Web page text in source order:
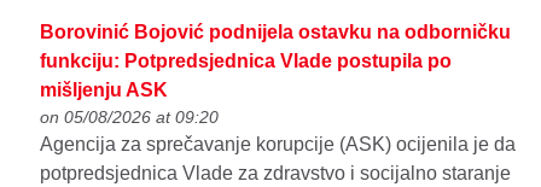
Borovinić Bojović podnijela ostavku na odborničku
funkciju: Potpredsjednica Vlade postupila po
mišljenju ASK
on 05/08/2026 at 09:20
Agencija za sprečavanje korupcije (ASK) ocijenila je da
potpredsjednica Vlade za zdravstvo i socijalno staranje